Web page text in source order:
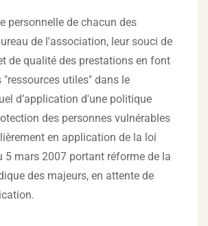
personnelle de chacun des
de l'association, leur souci de
de qualité des prestations en font
"ressources utiles" dans le
d’application d'une politique
des personnes vulnérables
en application de la loi
5 mars 2007 portant réforme de la
des majeurs, en attente de